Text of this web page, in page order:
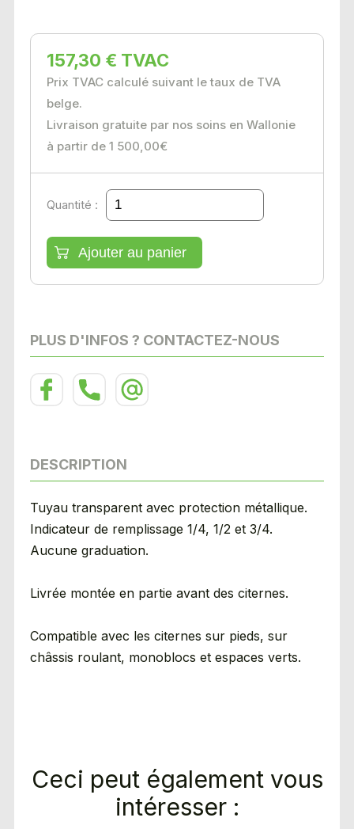
157,30 € TVAC
Prix TVAC calculé suivant le taux de TVA
belge.
Livraison gratuite par nos soins en Wallonie
à partir de 1 500,00€
Quantité :
PLUS D'INFOS ? CONTACTEZ-NOUS
DESCRIPTION
Tuyau transparent avec protection métallique.
Indicateur de remplissage 1/4, 1/2 et 3/4.
Aucune graduation.
Livrée montée en partie avant des citernes.
Compatible avec les citernes sur pieds, sur
châssis roulant, monoblocs et espaces verts.
Ceci peut également vous
intéresser :